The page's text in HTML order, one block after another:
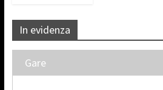
In evidenza
Gare